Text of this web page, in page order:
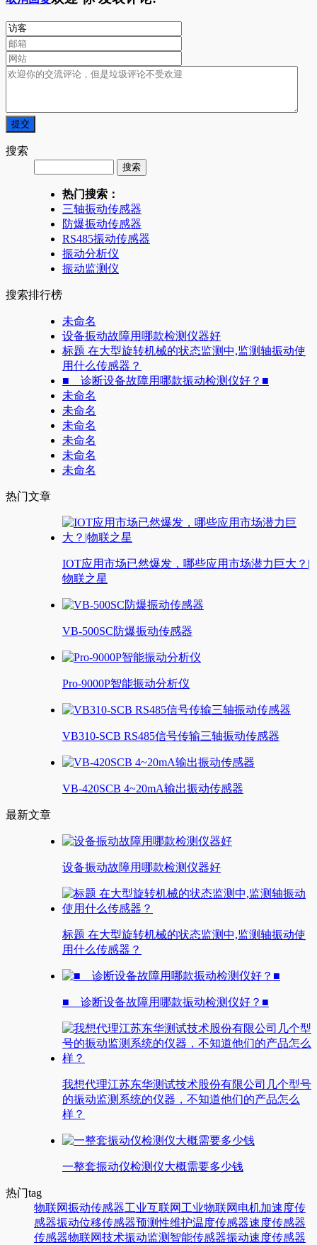
搜索
热门搜索：
三轴振动传感器
防爆振动传感器
RS485振动传感器
振动分析仪
振动监测仪
搜索排行榜
未命名
设备振动故障用哪款检测仪器好
标题 在大型旋转机械的状态监测中,监测轴振动使
用什么传感器？
■ 诊断设备故障用哪款振动检测仪好？■
未命名
未命名
未命名
未命名
未命名
未命名
热门文章
IOT应用市场已然爆发，哪些应用市场潜力巨大？|
物联之星
VB-500SC防爆振动传感器
Pro-9000P智能振动分析仪
VB310-SCB RS485信号传输三轴振动传感器
VB-420SCB 4~20mA输出振动传感器
最新文章
设备振动故障用哪款检测仪器好
标题 在大型旋转机械的状态监测中,监测轴振动使
用什么传感器？
■ 诊断设备故障用哪款振动检测仪好？■
我想代理江苏东华测试技术股份有限公司几个型号
的振动监测系统的仪器，不知道他们的产品怎么
样？
一整套振动仪检测仪大概需要多少钱
热门tag
物联网振动传感器工业互联网 工业物联网 电机加速度传
感器振动位移传感器预测性维护温度传感器速度传感器
传感器物联网技术振动监测 智能传感器振动速度传感器